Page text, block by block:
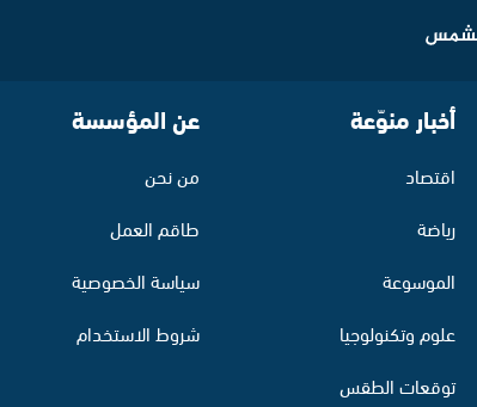
أخبار منوّعة
اقتصاد
رياضة
الموسوعة
علوم وتكنولوجيا
توقعات الطقس
عن المؤسسة
من نحن
طاقم العمل
سياسة الخصوصية
شروط الاستخدام